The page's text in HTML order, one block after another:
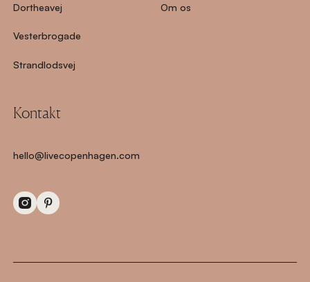
Dortheavej
Vesterbrogade
Strandlodsvej
Om os
Kontakt
hello@livecopenhagen.com